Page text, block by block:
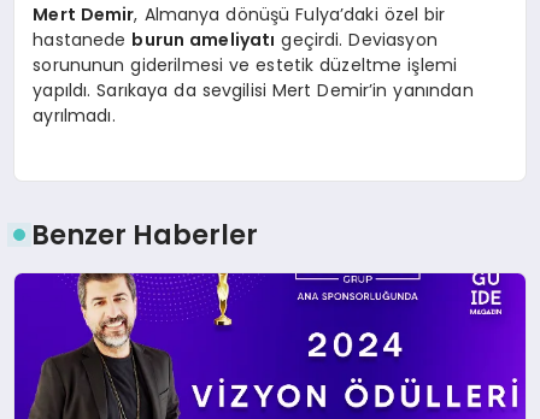
Mert Demir, Almanya dönüşü Fulya’daki özel bir
hastanede burun ameliyatı geçirdi. Deviasyon
sorununun giderilmesi ve estetik düzeltme işlemi
yapıldı. Sarıkaya da sevgilisi Mert Demir’in yanından
ayrılmadı.
Benzer Haberler